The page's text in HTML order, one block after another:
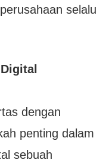
selalu
dengan
penting dalam
sebuah